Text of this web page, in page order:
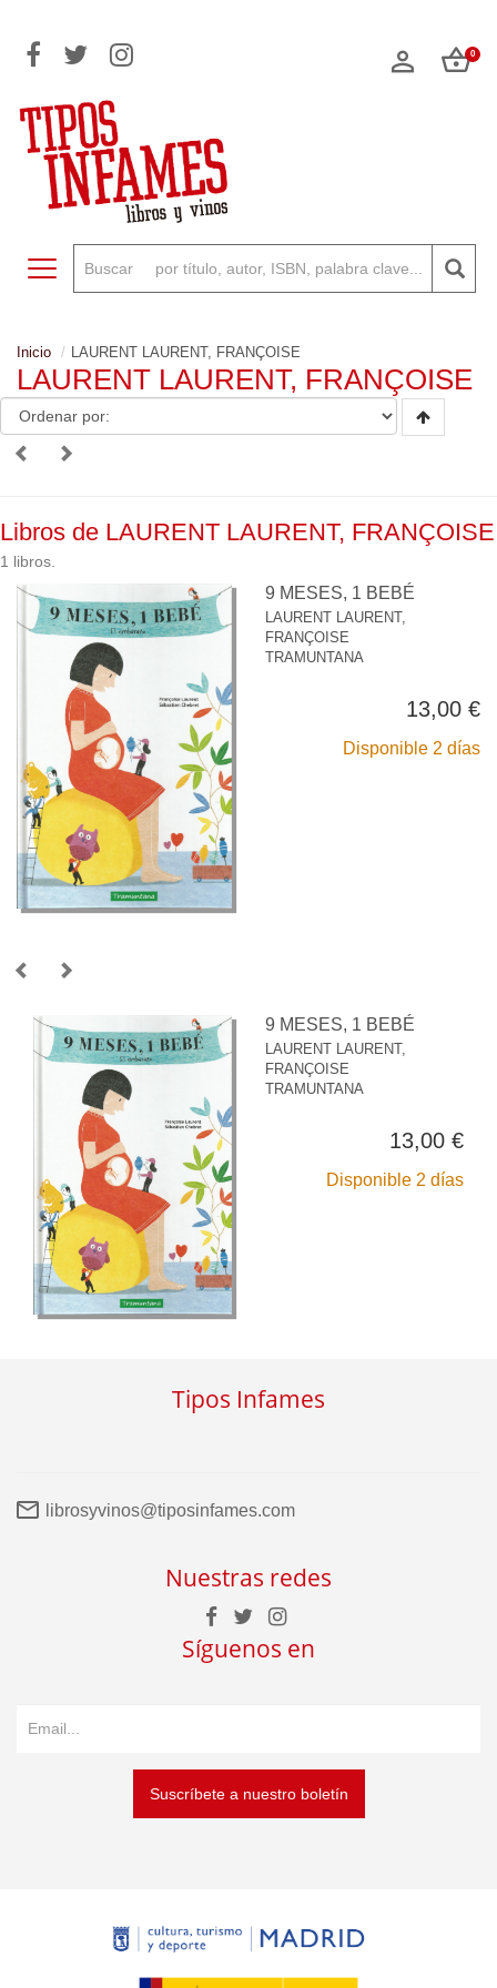
0
Toggle navigation
Inicio LAURENT LAURENT, FRANÇOISE
LAURENT LAURENT, FRANÇOISE
Libros de LAURENT LAURENT, FRANÇOISE
1 libros.
9 MESES, 1 BEBÉ
LAURENT LAURENT,
FRANÇOISE
TRAMUNTANA
13,00 €
Disponible 2 días
9 MESES, 1 BEBÉ
LAURENT LAURENT,
FRANÇOISE
TRAMUNTANA
13,00 €
Disponible 2 días
Tipos Infames
librosyvinos@tiposinfames.com
Nuestras redes
Síguenos en
Suscríbete a nuestro boletín